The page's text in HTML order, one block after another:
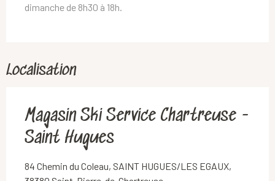
dimanche de 8h30 à 18h.
Localisation
Magasin Ski Service Chartreuse -
Saint Hugues
84 Chemin du Coleau, SAINT HUGUES/LES EGAUX,